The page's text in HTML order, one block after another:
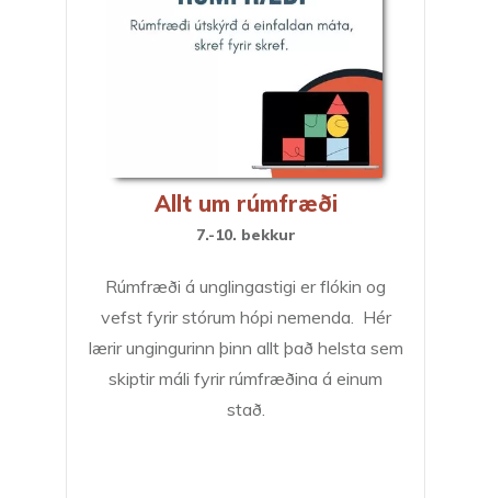
Allt um rúmfræði
7.-10. bekkur
Rúmfræði á unglingastigi er flókin og
vefst fyrir stórum hópi nemenda. Hér
lærir ungingurinn þinn allt það helsta sem
skiptir máli fyrir rúmfræðina á einum
stað.